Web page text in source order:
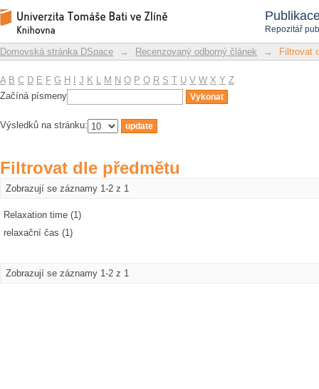
Repozitář
Filtrovat dle předmětu
Repozitář DSpace/Manakin
Domovská stránka DSpace → Recenzovaný odborný článek → Filtrovat
A B C D E F G H J K L M N O P Q R S T U V W X Y Z
Začíná písmeny
Výsledků na stránku:
Filtrovat dle předmětu
Zobrazují se záznamy 1-2 z 1
Relaxation time (1)
relaxační čas (1)
Zobrazují se záznamy 1-2 z 1